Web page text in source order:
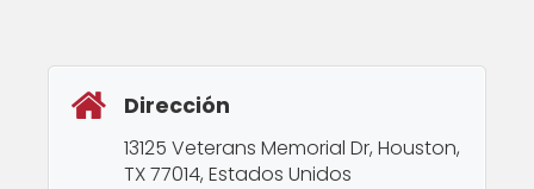
Dirección
13125 Veterans Memorial Dr, Houston,
TX 77014, Estados Unidos